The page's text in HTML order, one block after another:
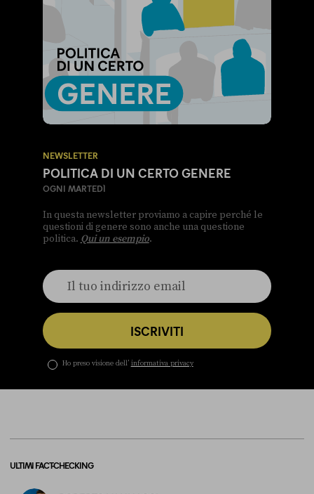
NEWSLETTER
POLITICA DI UN CERTO GENERE
OGNI MARTEDÌ
In questa newsletter proviamo a capire perché le
questioni di genere sono anche una questione
politica. Qui un esempio.
ISCRIVITI
Ho preso visione dell’ informativa privacy
ULTIMI FACT-CHECKING